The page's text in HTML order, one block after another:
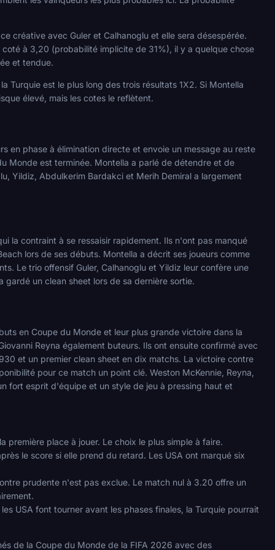
créative avec Guler et Calhanoglu et elle sera désespérée.
à 3,20 (probabilité implicite de 31%), il y a quelque chose
et tendue.
est le plus long des trois résultats 1X2. Si Montella
élevé, mais les cotes le reflètent.
en phase à élimination directe et envoie un message au reste
Monde est terminée. Montella a parlé de détendre et de
Yildiz, Abdulkerim Bardakci et Merih Demiral a largement
la contraint à se ressaisir rapidement. Ils n'ont pas manqué
lors de ses débuts. Montella a décrit ses joueurs comme
Le trio offensif Guler, Calhanoglu et Yildiz leur confère une
un clean sheet lors de sa dernière sortie.
en Coupe du Monde et leur plus grande victoire dans la
Reyna également buteurs. Ils ont ensuite confirmé avec
et un premier clean sheet en dix matchs. La victoire contre
pour ce match un point clé. Weston McKennie, Reyna,
fort esprit d'équipe et un style de jeu à pressing haut et
place à jouer. Le choix le plus simple à faire.
le score si elle prend du retard. Les USA ont marqué six
prudente n'est pas exclue. Le match nul à 3.20 offre un
USA font tourner avant les phases finales, la Turquie pourrait
de la Coupe du Monde de la FIFA 2026 avec des